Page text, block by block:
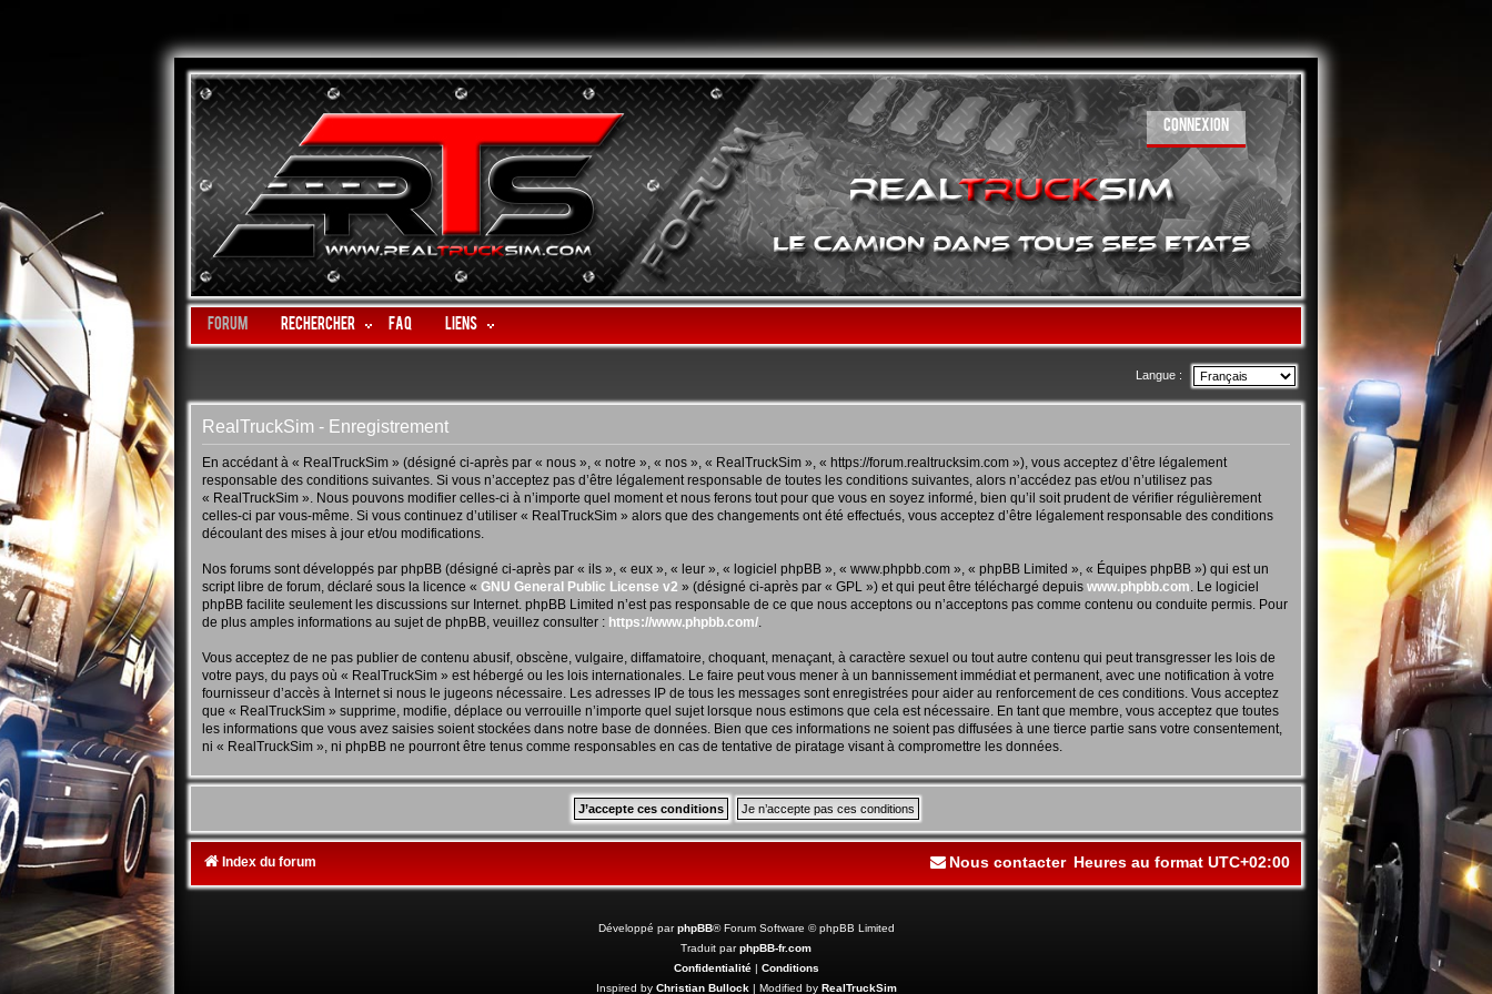
CONNEXION
Forum Rechercher FAQ LIENS
Langue :
RealTruckSim - Enregistrement
En accédant à « RealTruckSim » (désigné ci-après par « nous », « notre », « nos », « RealTruckSim », « https://forum.realtrucksim.com »), vous acceptez d’être légalement
responsable des conditions suivantes. Si vous n’acceptez pas d’être légalement responsable de toutes les conditions suivantes, alors n’accédez pas et/ou n’utilisez pas
« RealTruckSim ». Nous pouvons modifier celles-ci à n’importe quel moment et nous ferons tout pour que vous en soyez informé, bien qu’il soit prudent de vérifier régulièrement
celles-ci par vous-même. Si vous continuez d’utiliser « RealTruckSim » alors que des changements ont été effectués, vous acceptez d’être légalement responsable des conditions
découlant des mises à jour et/ou modifications.
Nos forums sont développés par phpBB (désigné ci-après par « ils », « eux », « leur », « logiciel phpBB », « www.phpbb.com », « phpBB Limited », « Équipes phpBB ») qui est un
script libre de forum, déclaré sous la licence « GNU General Public License v2 » (désigné ci-après par « GPL ») et qui peut être téléchargé depuis www.phpbb.com . Le logiciel
phpBB facilite seulement les discussions sur Internet. phpBB Limited n’est pas responsable de ce que nous acceptons ou n’acceptons pas comme contenu ou conduite permis. Pour
de plus amples informations au sujet de phpBB, veuillez consulter : https://www.phpbb.com/
Vous acceptez de ne pas publier de contenu abusif, obscène, vulgaire, diffamatoire, choquant, menaçant, à caractère sexuel ou tout autre contenu qui peut transgresser les lois de
votre pays, du pays où « RealTruckSim » est hébergé ou les lois internationales. Le faire peut vous mener à un bannissement immédiat et permanent, avec une notification à votre
fournisseur d’accès à Internet si nous le jugeons nécessaire. Les adresses IP de tous les messages sont enregistrées pour aider au renforcement de ces conditions. Vous acceptez
que « RealTruckSim » supprime, modifie, déplace ou verrouille n’importe quel sujet lorsque nous estimons que cela est nécessaire. En tant que membre, vous acceptez que toutes
les informations que vous avez saisies soient stockées dans notre base de données. Bien que ces informations ne soient pas diffusées à une tierce partie sans votre consentement,
ni « RealTruckSim », ni phpBB ne pourront être tenus comme responsables en cas de tentative de piratage visant à compromettre les données.
Index du forum Heures au format UTC+02:00
Nous contacter
Développé parphpBB® Forum Software © phpBB Limited
Traduit parphpBB-fr.com
Confidentialité| Conditions
Inspired by Christian Bullock| Modified by RealTruckSim